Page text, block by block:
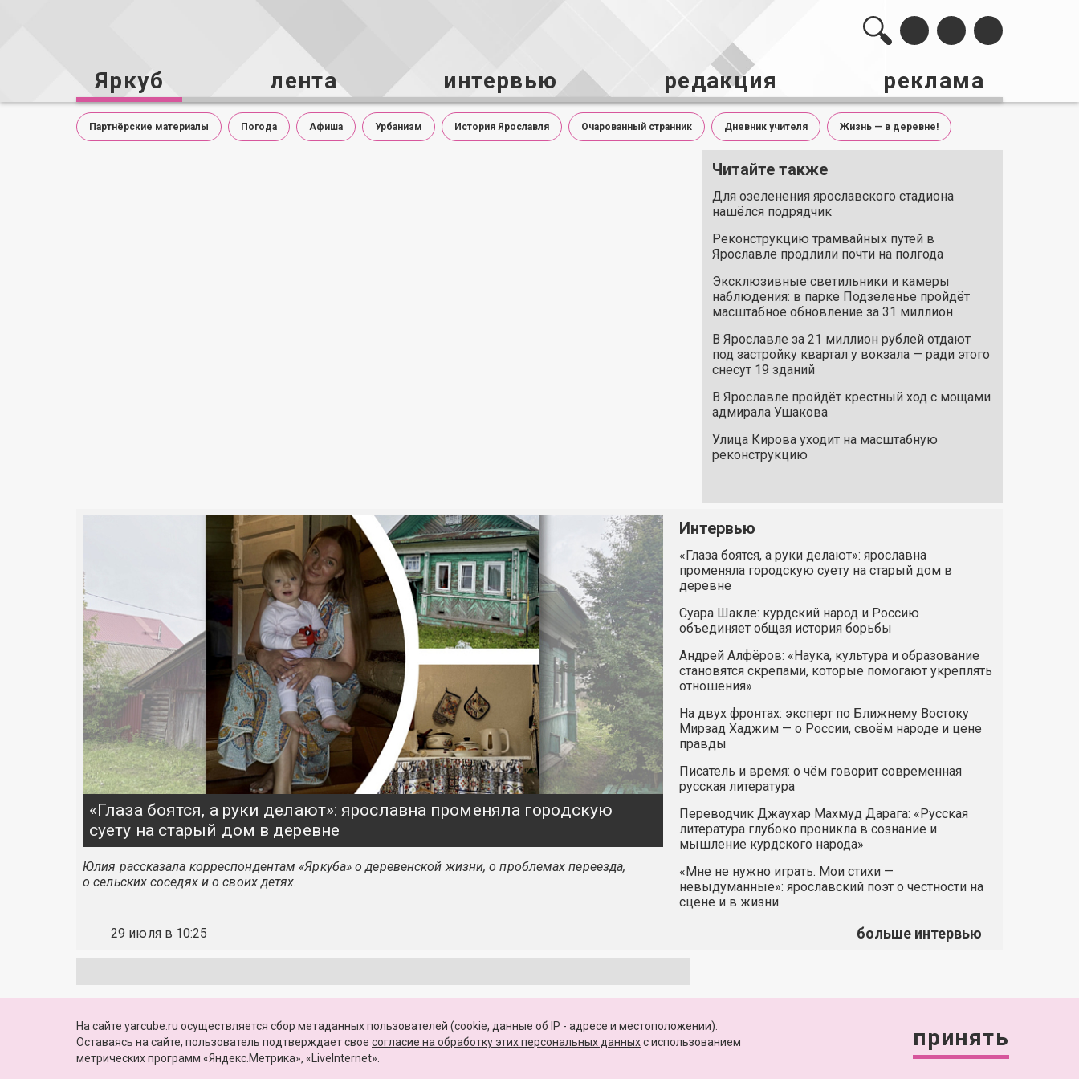
Яркуб лента интервью редакция реклама
Партнёрские материалы Погода Афиша Урбанизм История Ярославля Очарованный странник Дневник учителя Жизнь — в деревне!
Читайте также
Для озеленения ярославского стадиона
нашёлся подрядчик
Реконструкцию трамвайных путей в
Ярославле продлили почти на полгода
Эксклюзивные светильники и камеры
наблюдения: в парке Подзеленье пройдёт
масштабное обновление за 31 миллион
В Ярославле за 21 миллион рублей отдают
под застройку квартал у вокзала — ради этого
снесут 19 зданий
В Ярославле пройдёт крестный ход с мощами
адмирала Ушакова
Улица Кирова уходит на масштабную
реконструкцию
«Глаза боятся, а руки делают»: ярославна променяла городскую
суету на старый дом в деревне
Юлия рассказала корреспондентам «Яркуба» о деревенской жизни, о проблемах переезда,
о сельских соседях и о своих детях.
29 июля в 10:25
Интервью
«Глаза боятся, а руки делают»: ярославна
променяла городскую суету на старый дом в
деревне
Суара Шакле: курдский народ и Россию
объединяет общая история борьбы
Андрей Алфёров: «Наука, культура и образование
становятся скрепами, которые помогают укреплять
отношения»
На двух фронтах: эксперт по Ближнему Востоку
Мирзад Хаджим — о России, своём народе и цене
правды
Писатель и время: о чём говорит современная
русская литература
Переводчик Джаухар Махмуд Дарага: «Русская
литература глубоко проникла в сознание и
мышление курдского народа»
«Мне не нужно играть. Мои стихи —
невыдуманные»: ярославский поэт о честности на
сцене и в жизни
больше интервью
© 2010—2026, Яркуб
Свидетельство о регистрации СМИ:
Эл №ФС77-60775 от 25 февраля 2015 г.
выдано Роскомнадзором
КОНТАКТЫ ПАРТНЕРЫ КАРТА САЙТА
info@yarcube.ru
На сайте yarcube.ru осуществляется сбор метаданных пользователей (cookie, данные об IP - адресе и местоположении).
Оставаясь на сайте, пользователь подтверждает свое согласие на обработку этих персональных данныхc использованием
метрических программ «Яндекс.Метрика», «LiveInternet».
принять